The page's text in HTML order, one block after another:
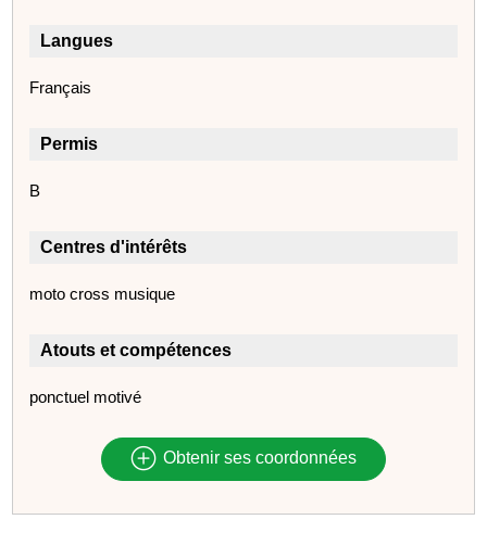
Langues
Français
Permis
B
Centres d'intérêts
moto cross musique
Atouts et compétences
ponctuel motivé
Obtenir ses coordonnées